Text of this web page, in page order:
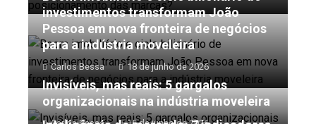
investimentos transformam João
Pessoa em nova fronteira de negócios
para a indústria moveleira
Carlos Bessa 18 de junho de 2026
Invisíveis, mas reais: 5 gargalos
organizacionais na indústria moveleira